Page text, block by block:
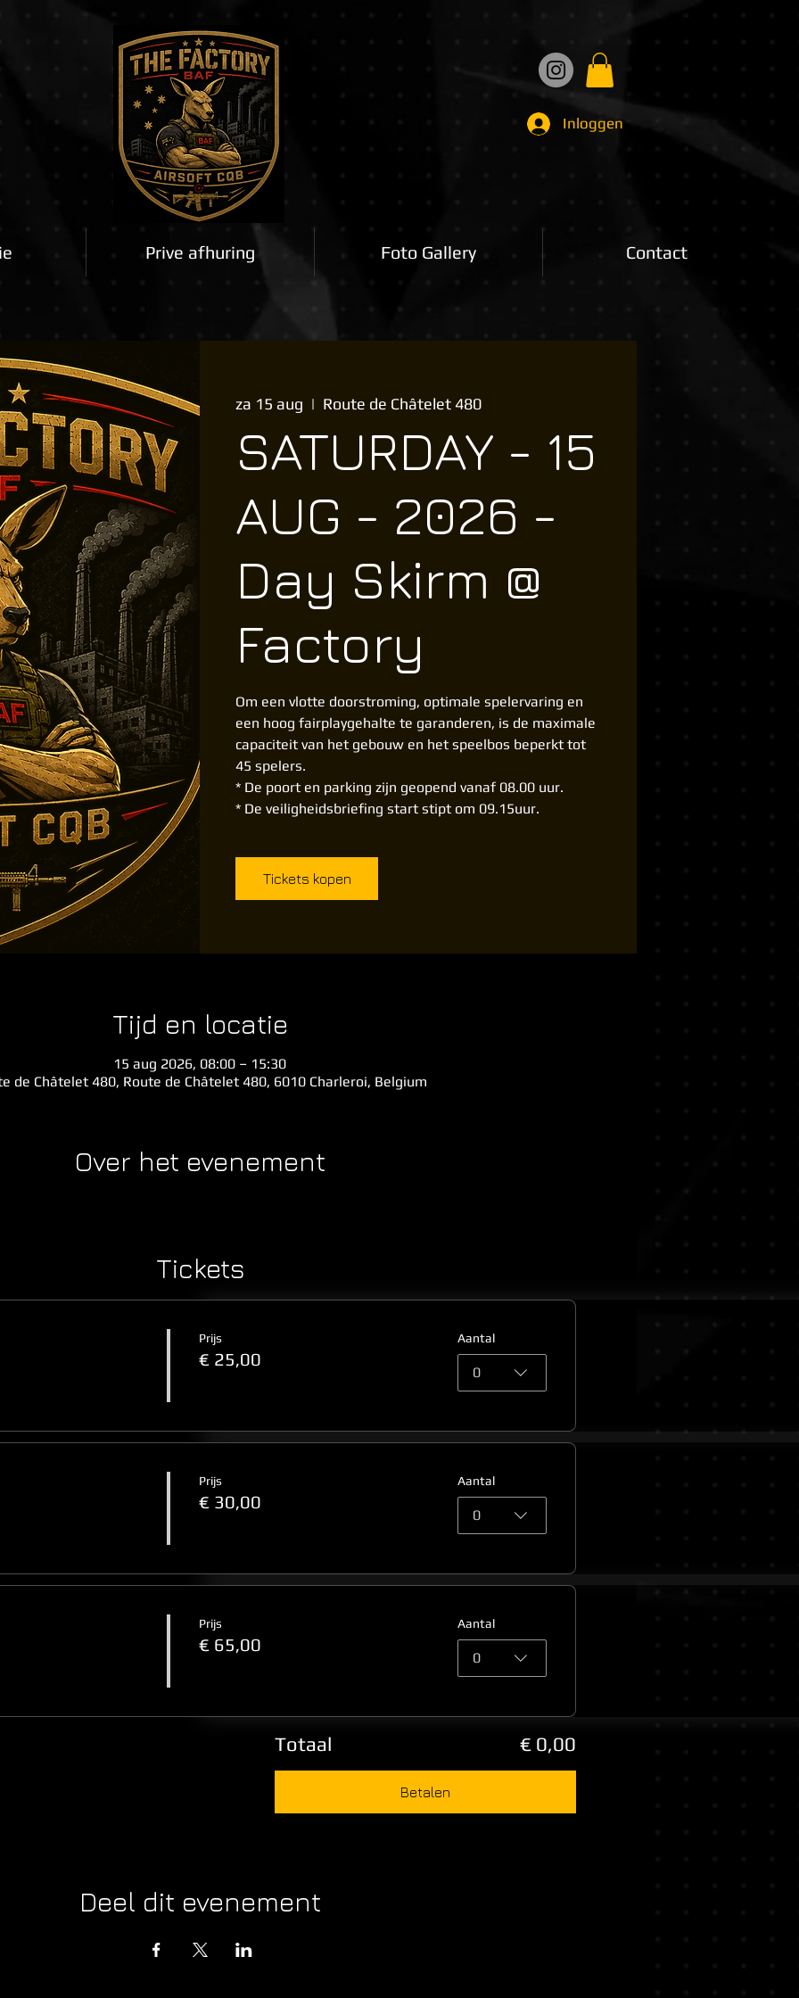
Inloggen
Prive afhuring Foto Gallery Contact
za 15 aug
  |
Route de Châtelet 480
SATURDAY - 15
AUG - 2026 -
Day Skirm @
Factory
Om een vlotte doorstroming, optimale spelervaring en
een hoog fairplaygehalte te garanderen, is de maximale
capaciteit van het gebouw en het speelbos beperkt tot
45 spelers.
* De poort en parking zijn geopend vanaf 08.00 uur.
* De veiligheidsbriefing start stipt om 09.15uur.
Tickets kopen
Tijd en locatie
15 aug 2026, 08:00 – 15:30
de Châtelet 480, Route de Châtelet 480, 6010 Charleroi, Belgium
Over het evenement
Tickets
Prijs
€ 25,00
Aantal
0
Prijs
€ 30,00
Aantal
0
Prijs
€ 65,00
Aantal
0
Totaal € 0,00
Betalen
Deel dit evenement